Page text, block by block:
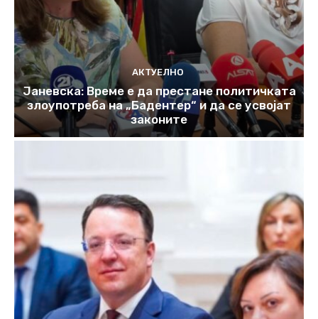
АКТУЕЛНО
Јаневска: Време е да престане политичката
злоупотреба на „Бадентер“ и да се усвојат
законите